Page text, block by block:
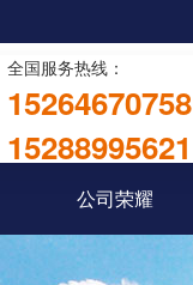
全国服务热线：
15264670758
15288995621
公司荣耀